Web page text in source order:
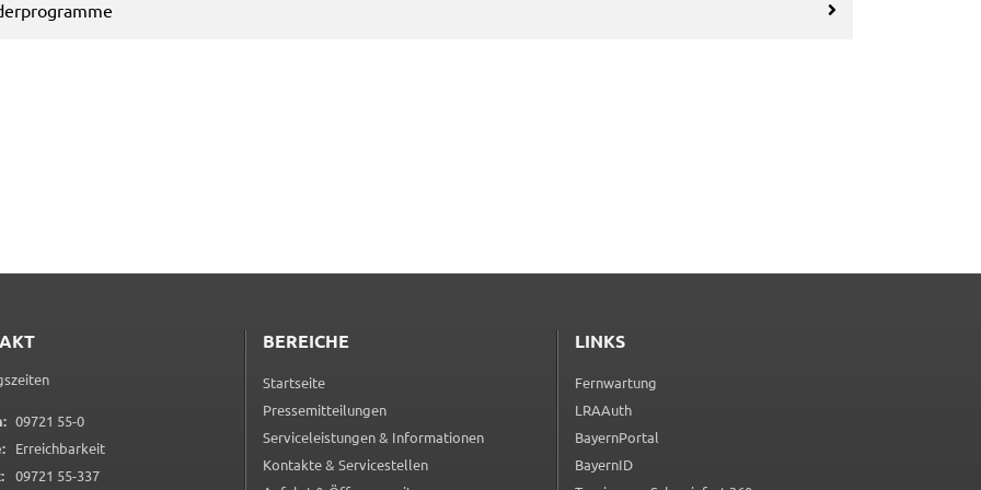
09721 55-00 9 7 2 1 5 5 0
Erreichbarkeit
09721 55-3370 9 7 2 1 5 5 3 3 7
BEREICHE
Startseite
Pressemitteilungen
Serviceleistungen & Informationen
Kontakte & Servicestellen
LINKS
Fernwartung
(externer Link, öffnet in neuem Tab)
LRAAuth
(externer Link, öffnet in neuem Tab)
BayernPortal
(externer Link, öffnet in neuem Tab)
BayernID
(externer Link, öffnet in neuem Tab)